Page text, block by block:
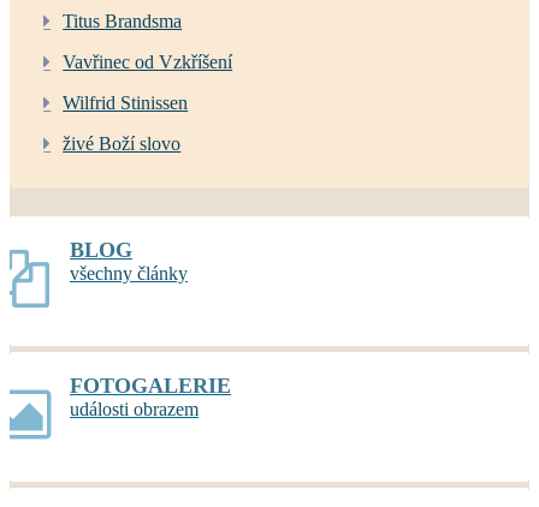
Titus Brandsma
Vavřinec od Vzkříšení
Wilfrid Stinissen
živé Boží slovo
BLOG
všechny články
FOTOGALERIE
události obrazem